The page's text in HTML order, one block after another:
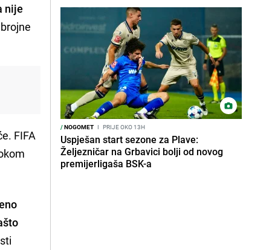
nije
FIFA
/NOGOMET I PRIJE OKO 13H
Uspješan start sezone za Plave:
Željezničar na Grbavici bolji od novog
premijerligaša BSK-a